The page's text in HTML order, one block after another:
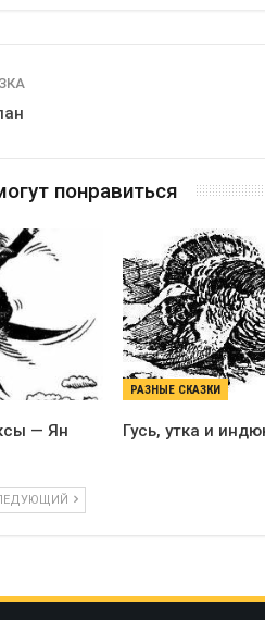
понравиться
— Ян
РАЗНЫЕ СКАЗКИ
Гусь, утка и